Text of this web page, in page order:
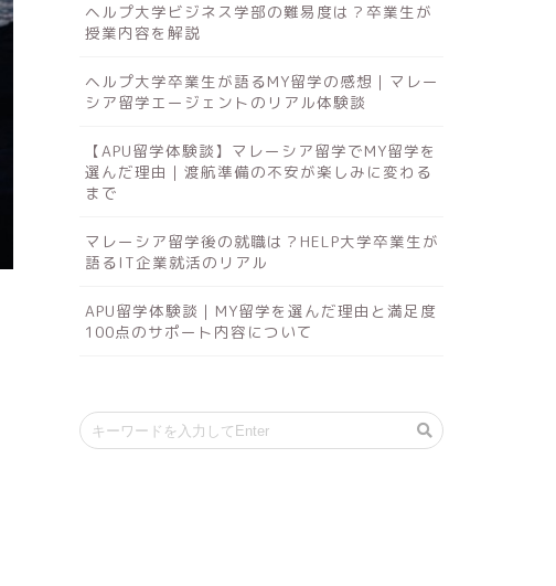
ヘルプ大学ビジネス学部の難易度は？卒業生が
授業内容を解説
ヘルプ大学卒業生が語るMY留学の感想｜マレー
シア留学エージェントのリアル体験談
【APU留学体験談】マレーシア留学でMY留学を
選んだ理由｜渡航準備の不安が楽しみに変わる
まで
マレーシア留学後の就職は？HELP大学卒業生が
語るIT企業就活のリアル
APU留学体験談｜MY留学を選んだ理由と満足度
100点のサポート内容について